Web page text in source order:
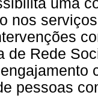
nos
de Rede
pessoas